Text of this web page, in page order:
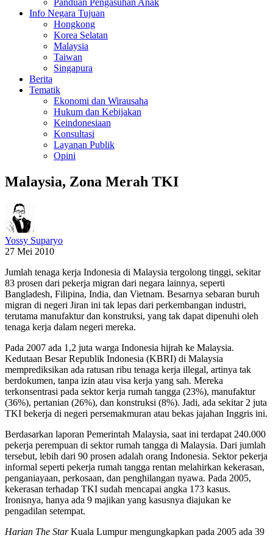
Panduan Pengasuhan Anak
Info Negara Tujuan
Hongkong
Korea Selatan
Malaysia
Taiwan
Singapura
Berita
Tematik
Ekonomi dan Wirausaha
Hukum dan Kebijakan
Keindonesiaan
Konsultasi
Layanan Publik
Opini
Malaysia, Zona Merah TKI
Yossy Suparyo
27 Mei 2010
Jumlah tenaga kerja Indonesia di Malaysia tergolong tinggi, sekitar
83 prosen dari pekerja migran dari negara lainnya, seperti
Bangladesh, Filipina, India, dan Vietnam. Besarnya sebaran buruh
migran di negeri Jiran ini tak lepas dari perkembangan industri,
terutama manufaktur dan konstruksi, yang tak dapat dipenuhi oleh
tenaga kerja dalam negeri mereka.
Pada 2007 ada 1,2 juta warga Indonesia hijrah ke Malaysia.
Kedutaan Besar Republik Indonesia (KBRI) di Malaysia
memprediksikan ada ratusan ribu tenaga kerja illegal, artinya tak
berdokumen, tanpa izin atau visa kerja yang sah. Mereka
terkonsentrasi pada sektor kerja rumah tangga (23%), manufaktur
(36%), pertanian (26%), dan konstruksi (8%). Jadi, ada sekitar 2 juta
TKI bekerja di negeri persemakmuran atau bekas jajahan Inggris ini.
Berdasarkan laporan Pemerintah Malaysia, saat ini terdapat 240.000
pekerja perempuan di sektor rumah tangga di Malaysia. Dari jumlah
tersebut, lebih dari 90 prosen adalah orang Indonesia. Sektor pekerja
informal seperti pekerja rumah tangga rentan melahirkan kekerasan,
penganiayaan, perkosaan, dan penghilangan nyawa. Pada 2005,
kekerasan terhadap TKI sudah mencapai angka 173 kasus.
Ironisnya, hanya ada 9 majikan yang kasusnya diajukan ke
pengadilan setempat.
Harian The StarKuala Lumpur mengungkapkan pada 2005 ada 39